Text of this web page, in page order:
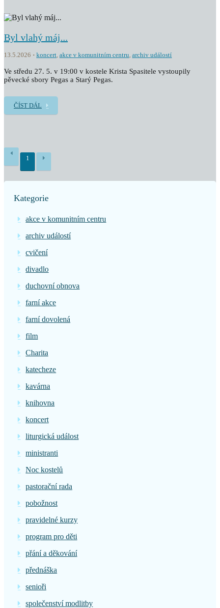
Byl vlahý máj...
13.5.2026 koncert, akce v komunitním centru, archiv událostí
Ve středu 27. 5. v 19:00 v kostele Krista Spasitele vystoupily
pěvecké sbory Pegas a Starý Pegas.
ČÍST DÁL
1
Kategorie
akce v komunitním centru
archiv událostí
cvičení
divadlo
duchovní obnova
farní akce
farní dovolená
film
Charita
katecheze
kavárna
knihovna
koncert
liturgická událost
ministranti
Noc kostelů
pastorační rada
pobožnost
pravidelné kurzy
program pro děti
přání a děkování
přednáška
senioři
společenství modlitby